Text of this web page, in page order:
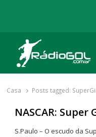
Rádio Gol
Há mais de 20 anos com as
Casa Posts tagged:
NASCAR:
S.Paulo – O escudo da